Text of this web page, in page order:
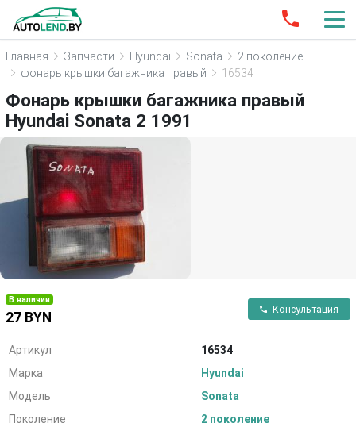
Главная Запчасти Hyundai Sonata
2 поколение
фонарь крышки багажника правый
16534
Фонарь крышки багажника правый
Hyundai Sonata 2 1991
В наличии
27 BYN
Консультация
Артикул
16534
Марка
Hyundai
Модель
Sonata
Поколение
2 поколение